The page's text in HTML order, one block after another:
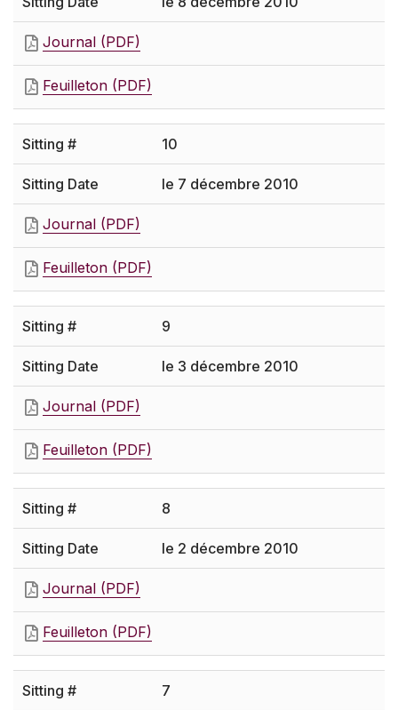
Journal (PDF)
Feuilleton (PDF)
10
le 7 décembre 2010
Journal (PDF)
Feuilleton (PDF)
9
le 3 décembre 2010
Journal (PDF)
Feuilleton (PDF)
8
le 2 décembre 2010
Journal (PDF)
Feuilleton (PDF)
7